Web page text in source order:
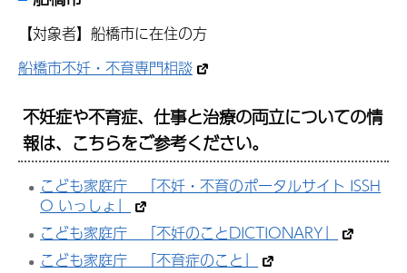
【対象者】船橋市に在住の方
船橋市不妊・不育専門相談
不妊症や不育症、仕事と治療の両立についての情
報は、こちらをご参考ください。
こども家庭庁 「不妊・不育のポータルサイト ISSH
O いっしょ」
こども家庭庁 「不妊のことDICTIONARY」
こども家庭庁 「不育症のこと」